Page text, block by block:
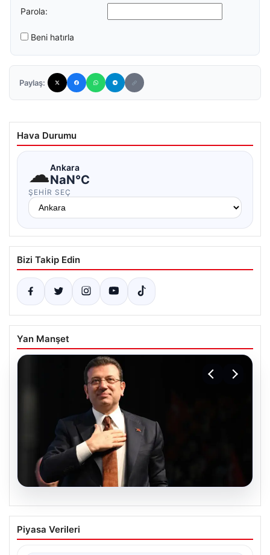
Parola:
Beni hatırla
Paylaş:
Hava Durumu
☁Ankara
NaN°C
ŞEHIR SEÇ
Bizi Takip Edin
Yan Manşet
06.08.2026
İBB Davası’nda yeni gelişme: Tahliye
kararı çıkmadı!
Piyasa Verileri